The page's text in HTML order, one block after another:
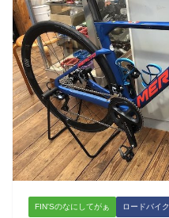
FIN'Sのなにしてがぁ ロードバイク